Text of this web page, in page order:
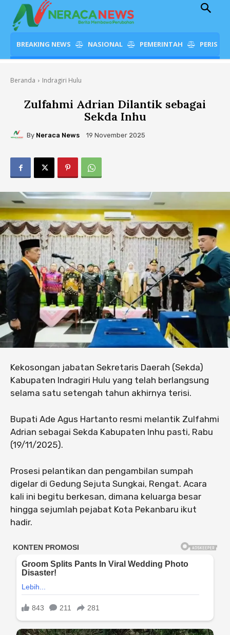
BREAKING NEWS NASIONAL PEMERINTAH
Beranda Indragiri Hulu
Zulfahmi Adrian Dilantik sebagai
Sekda Inhu
By Neraca News 19 November 2025
Kekosongan jabatan Sekretaris Daerah (Sekda)
Kabupaten Indragiri Hulu yang telah berlangsung
selama satu setengah tahun akhirnya terisi.
Bupati Ade Agus Hartanto resmi melantik Zulfahmi
Adrian sebagai Sekda Kabupaten Inhu pasti, Rabu
(19/11/2025).
Prosesi pelantikan dan pengambilan sumpah
digelar di Gedung Sejuta Sungkai, Rengat. Acara
kali ini begitu berkesan, dimana keluarga besar
hingga sejumlah pejabat Kota Pekanbaru ikut
hadir.